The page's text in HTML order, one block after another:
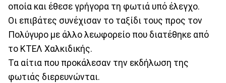
οποία και έθεσε γρήγορα τη φωτιά υπό έλεγχο.
Οι επιβάτες συνέχισαν το ταξίδι τους προς τον
Πολύγυρο με άλλο λεωφορείο που διατέθηκε από
το ΚΤΕΛ Χαλκιδικής.
Τα αίτια που προκάλεσαν την εκδήλωση της
φωτιάς διερευνώνται.